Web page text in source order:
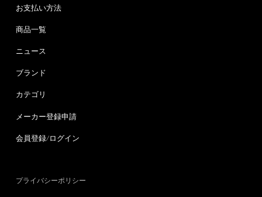
お支払い方法
商品一覧
ニュース
ブランド
カテゴリ
メーカー登録申請
会員登録/ログイン
プライバシーポリシー